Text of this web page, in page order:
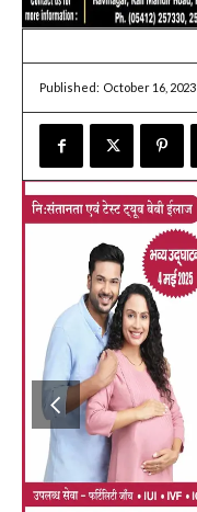
Published: October 16, 2023